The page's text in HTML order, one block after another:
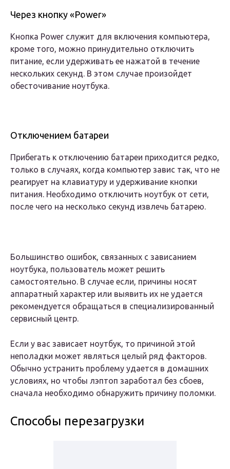
Через кнопку «Power»
Кнопка Power служит для включения компьютера,
кроме того, можно принудительно отключить
питание, если удерживать ее нажатой в течение
нескольких секунд. В этом случае произойдет
обесточивание ноутбука.
Отключением батареи
Прибегать к отключению батареи приходится редко,
только в случаях, когда компьютер завис так, что не
реагирует на клавиатуру и удерживание кнопки
питания. Необходимо отключить ноутбук от сети,
после чего на несколько секунд извлечь батарею.
Большинство ошибок, связанных с зависанием
ноутбука, пользователь может решить
самостоятельно. В случае если, причины носят
аппаратный характер или выявить их не удается
рекомендуется обращаться в специализированный
сервисный центр.
Если у вас зависает ноутбук, то причиной этой
неполадки может являться целый ряд факторов.
Обычно устранить проблему удается в домашних
условиях, но чтобы лэптоп заработал без сбоев,
сначала необходимо обнаружить причину поломки.
Способы перезагрузки